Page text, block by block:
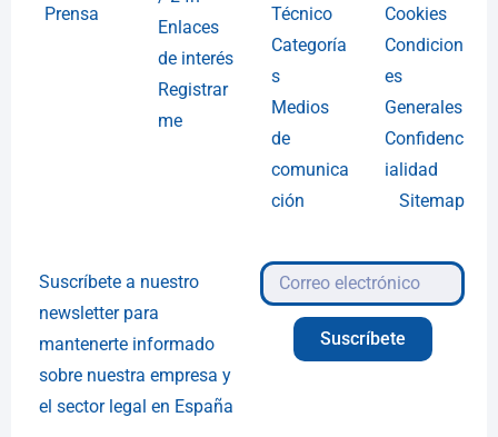
Prensa
Enlaces
de interés
Registrar
me
Técnico
Categoría
s
Medios
de
comunica
ción
Cookies
Condicion
es
Generales
Confidenc
ialidad
Sitemap
Suscríbete a nuestro
newsletter para
mantenerte informado
sobre nuestra empresa y
el sector legal en España
Suscríbete